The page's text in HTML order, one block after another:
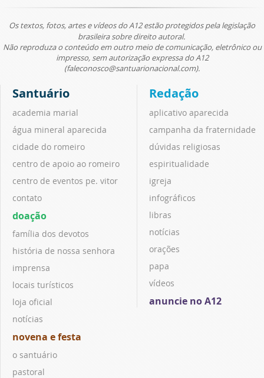
Os textos, fotos, artes e vídeos do A12 estão protegidos pela legislação
brasileira sobre direito autoral.
Não reproduza o conteúdo em outro meio de comunicação, eletrônico ou
impresso, sem autorização expressa do A12
(faleconosco@santuarionacional.com).
Santuário
academia marial
água mineral aparecida
cidade do romeiro
centro de apoio ao romeiro
centro de eventos pe. vitor
contato
doação
família dos devotos
história de nossa senhora
imprensa
locais turísticos
loja oficial
notícias
novena e festa
o santuário
pastoral
Redação
aplicativo aparecida
campanha da fraternidade
dúvidas religiosas
espiritualidade
igreja
infográficos
libras
notícias
orações
papa
vídeos
anuncie no A12